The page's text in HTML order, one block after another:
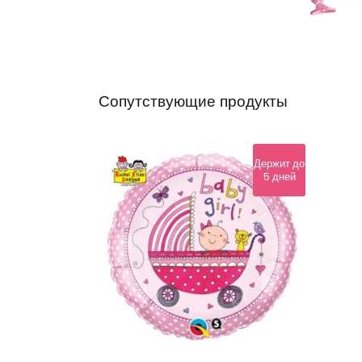
Сопутствующие продукты
Держит до
5 дней